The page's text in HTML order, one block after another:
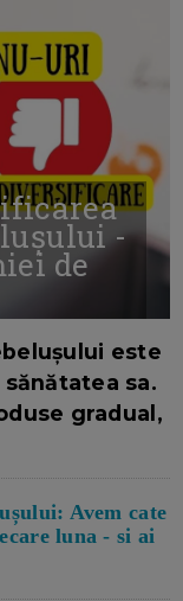
-
de
este
sa.
gradual,
Avem cate
luna - si ai